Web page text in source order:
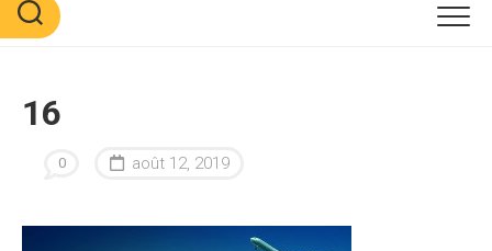
16
0 août 12, 2019